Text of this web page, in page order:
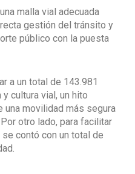
malla vial adecuada
gestión del tránsito y
público con la puesta
a un total de 143.981
cultura vial, un hito
una movilidad más segura
otro lado, para facilitar
contó con un total de